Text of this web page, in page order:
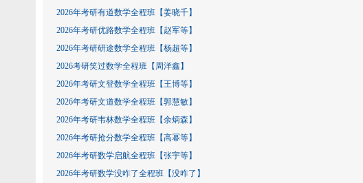
2026年考研有道数学全程班【姜晓千】
2026年考研优路数学全程班【赵军等】
2026年考研研途数学全程班【杨超等】
2026考研笑过数学全程班【周洋鑫】
2026年考研文登数学全程班【王博等】
2026年考研文道数学全程班【郭慧敏】
2026年考研韦林数学全程班【余炳森】
2026年考研抢分数学全程班【高幂等】
2026年考研数学启航全程班【张宇等】
2026年考研数学没咋了全程班【没咋了】